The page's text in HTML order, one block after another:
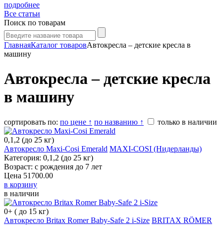
подробнее
Все статьи
Поиск по товарам
ГлавнаяКаталог товаровАвтокресла – детские кресла в
машину
Автокресла – детские кресла
в машину
сортировать по: по цене ↑ по названию ↑ только в наличии
0,1,2 (до 25 кг)
Автокресло Maxi-Cosi Emerald MAXI-COSI (Нидерланды)
Категория: 0,1,2 (до 25 кг)
Возраст: с рождения до 7 лет
Цена 51700.00
в корзину
в наличии
0+ ( до 15 кг)
Автокресло Britax Romer Baby-Safe 2 i-Size BRITAX RÖMER (Германия)